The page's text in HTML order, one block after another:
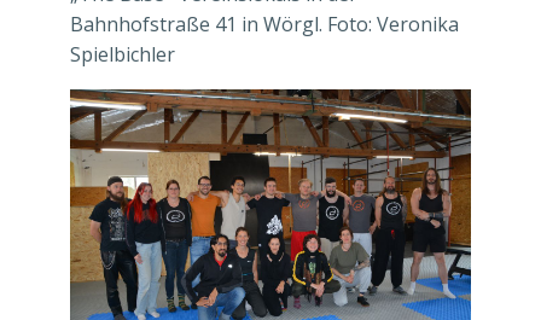
Bahnhofstraße 41 in Wörgl. Foto: Veronika
Spielbichler